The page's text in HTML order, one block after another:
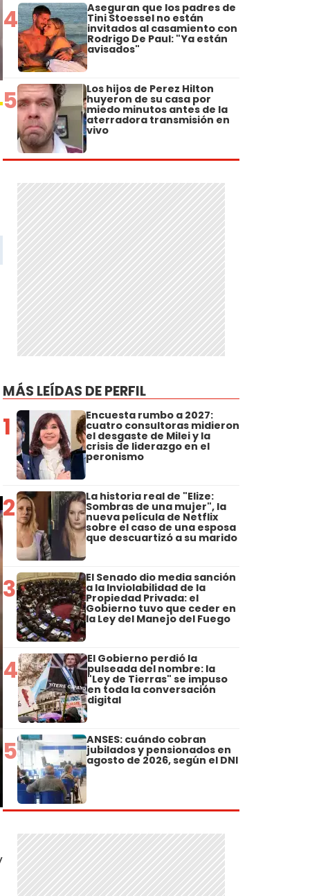
4 Aseguran que los padres de
Tini Stoessel no están
invitados al casamiento con
Rodrigo De Paul: "Ya están
avisados"
5 Los hijos de Perez Hilton
huyeron de su casa por
miedo minutos antes de la
aterradora transmisión en
vivo
MÁS LEÍDAS DE PERFIL
1 Encuesta rumbo a 2027:
cuatro consultoras midieron
el desgaste de Milei y la
crisis de liderazgo en el
peronismo
2 La historia real de "Elize:
Sombras de una mujer", la
nueva película de Netflix
sobre el caso de una esposa
que descuartizó a su marido
3 El Senado dio media sanción
a la Inviolabilidad de la
Propiedad Privada: el
Gobierno tuvo que ceder en
la Ley del Manejo del Fuego
4 El Gobierno perdió la
pulseada del nombre: la
"Ley de Tierras" se impuso
en toda la conversación
digital
5 ANSES: cuándo cobran
jubilados y pensionados en
agosto de 2026, según el DNI